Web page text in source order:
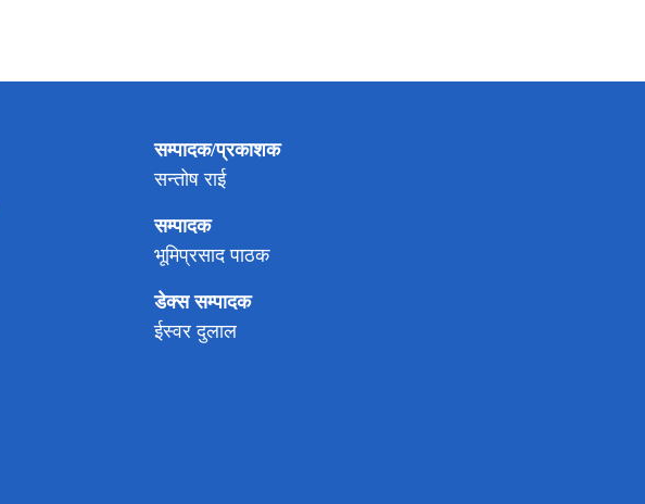
सम्पादक/प्रकाशक
सन्तोष राई
सम्पादक
भूमिप्रसाद पाठक
डेक्स सम्पादक
ईस्वर दुलाल